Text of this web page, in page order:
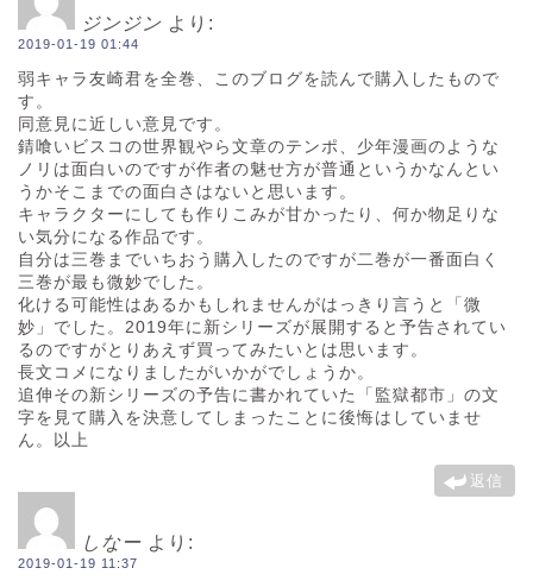
ジンジン より:
2019-01-19 01:44
弱キャラ友崎君を全巻、このブログを読んで購入したもので
す。
同意見に近しい意見です。
錆喰いビスコの世界観やら文章のテンポ、少年漫画のような
ノリは面白いのですが作者の魅せ方が普通というかなんとい
うかそこまでの面白さはないと思います。
キャラクターにしても作りこみが甘かったり、何か物足りな
い気分になる作品です。
自分は三巻までいちおう購入したのですが二巻が一番面白く
三巻が最も微妙でした。
化ける可能性はあるかもしれませんがはっきり言うと「微
妙」でした。2019年に新シリーズが展開すると予告されてい
るのですがとりあえず買ってみたいとは思います。
長文コメになりましたがいかがでしょうか。
追伸その新シリーズの予告に書かれていた「監獄都市」の文
字を見て購入を決意してしまったことに後悔はしていませ
ん。以上
返信
しなー より:
2019-01-19 11:37